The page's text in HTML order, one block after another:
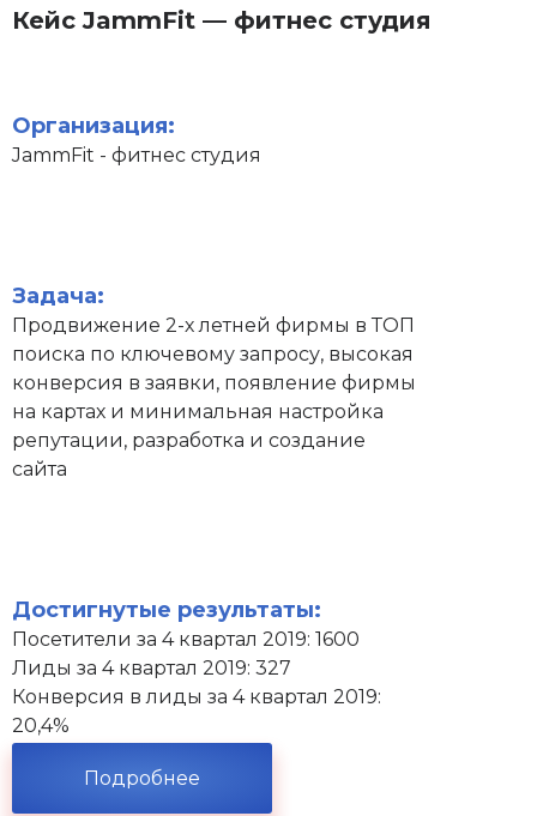
Кейс JammFit — фитнес студия
Организация:
JammFit - фитнес студия
Задача:
Продвижение 2-х летней фирмы в ТОП
поиска по ключевому запросу, высокая
конверсия в заявки, появление фирмы
на картах и минимальная настройка
репутации, разработка и создание
сайта
Достигнутые результаты:
Посетители за 4 квартал 2019: 1600
Лиды за 4 квартал 2019: 327
Конверсия в лиды за 4 квартал 2019:
20,4%
Подробнее